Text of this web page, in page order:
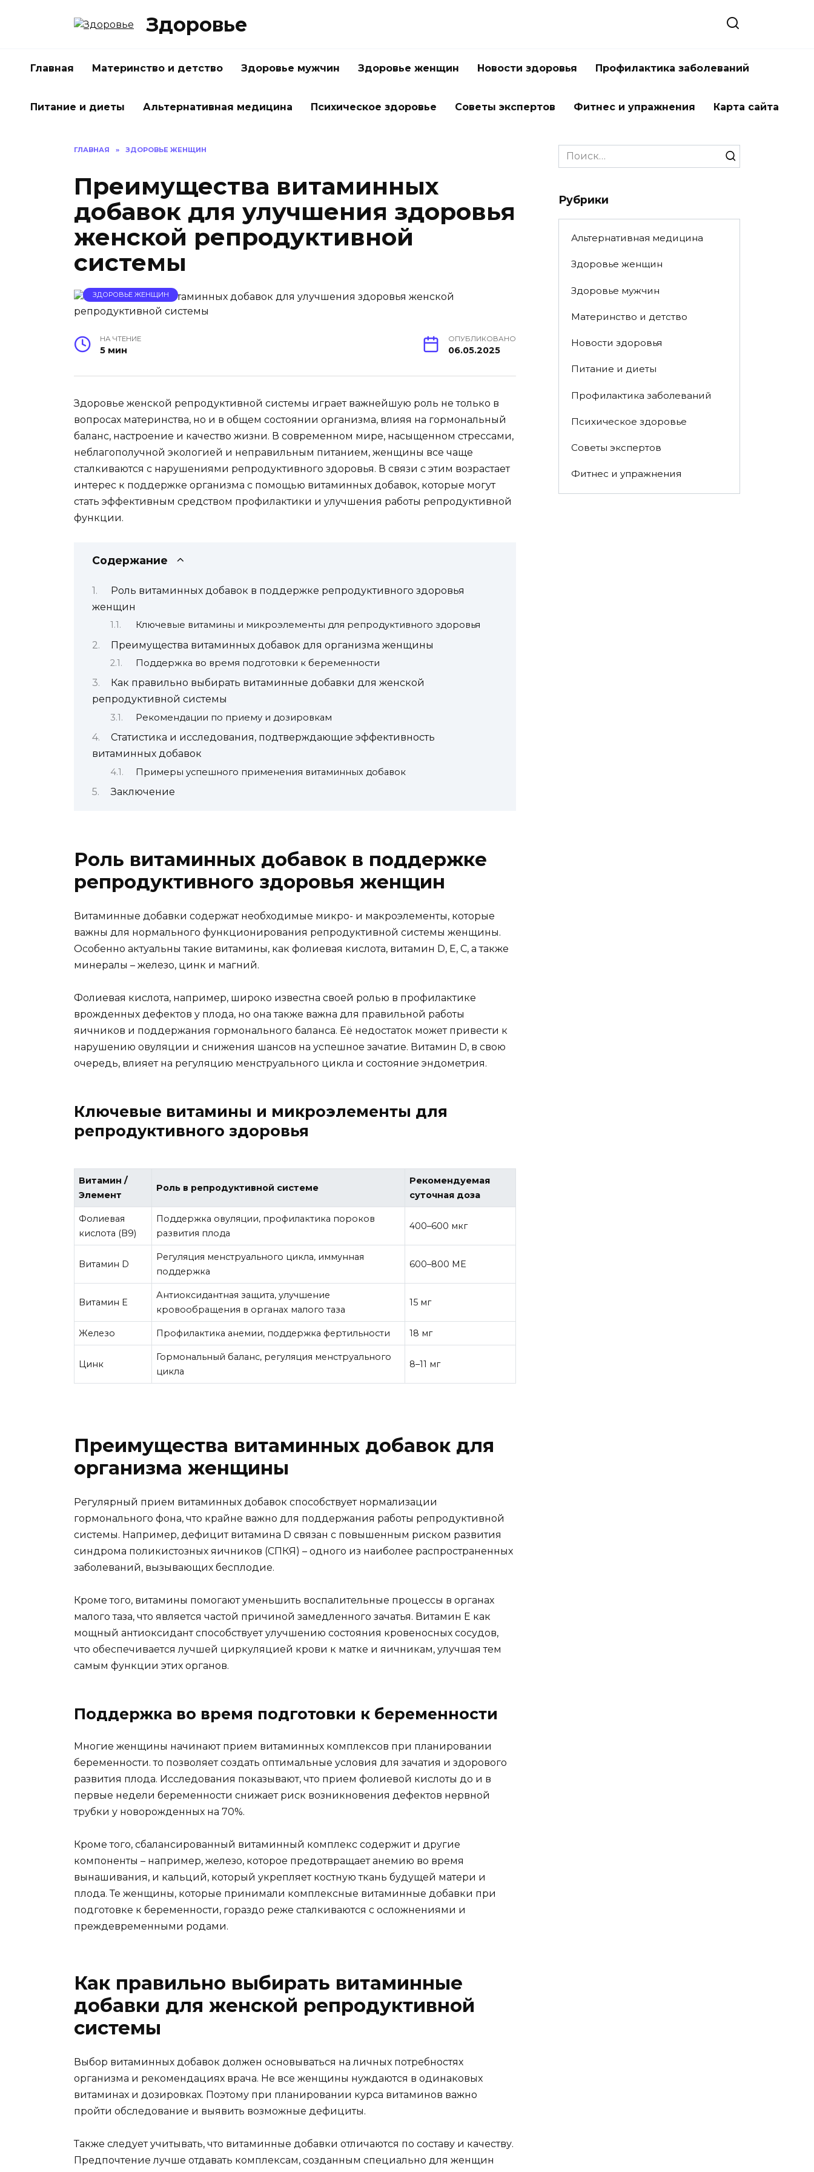
Здоровье
Главная Материнство и детство Здоровье мужчин Здоровье женщин Новости здоровья Профилактика заболеваний
Питание и диеты Альтернативная медицина Психическое здоровье Советы экспертов Фитнес и упражнения Карта сайта
ГЛАВНАЯ » ЗДОРОВЬЕ ЖЕНЩИН
Преимущества витаминных
добавок для улучшения здоровья
женской репродуктивной
системы
ЗДОРОВЬЕ ЖЕНЩИН
НА ЧТЕНИЕ
5 мин
ОПУБЛИКОВАНО
06.05.2025
Здоровье женской репродуктивной системы играет важнейшую роль не только в
вопросах материнства, но и в общем состоянии организма, влияя на гормональный
баланс, настроение и качество жизни. В современном мире, насыщенном стрессами,
неблагополучной экологией и неправильным питанием, женщины все чаще
сталкиваются с нарушениями репродуктивного здоровья. В связи с этим возрастает
интерес к поддержке организма с помощью витаминных добавок, которые могут
стать эффективным средством профилактики и улучшения работы репродуктивной
функции.
Содержание
Роль витаминных добавок в поддержке репродуктивного здоровья
женщин
Ключевые витамины и микроэлементы для репродуктивного здоровья
Преимущества витаминных добавок для организма женщины
Поддержка во время подготовки к беременности
Как правильно выбирать витаминные добавки для женской
репродуктивной системы
Рекомендации по приему и дозировкам
Статистика и исследования, подтверждающие эффективность
витаминных добавок
Примеры успешного применения витаминных добавок
Заключение
Роль витаминных добавок в поддержке
репродуктивного здоровья женщин
Витаминные добавки содержат необходимые микро- и макроэлементы, которые
важны для нормального функционирования репродуктивной системы женщины.
Особенно актуальны такие витамины, как фолиевая кислота, витамин D, Е, С, а также
минералы – железо, цинк и магний.
Фолиевая кислота, например, широко известна своей ролью в профилактике
врожденных дефектов у плода, но она также важна для правильной работы
яичников и поддержания гормонального баланса. Её недостаток может привести к
нарушению овуляции и снижения шансов на успешное зачатие. Витамин D, в свою
очередь, влияет на регуляцию менструального цикла и состояние эндометрия.
Ключевые витамины и микроэлементы для
репродуктивного здоровья
Витамин /
Элемент
Роль в репродуктивной системе
Рекомендуемая
суточная доза
Фолиевая
кислота (В9)
Поддержка овуляции, профилактика пороков
развития плода
400–600 мкг
Витамин D
Регуляция менструального цикла, иммунная
поддержка
600–800 МЕ
Витамин Е
Антиоксидантная защита, улучшение
кровообращения в органах малого таза
15 мг
Железо Профилактика анемии, поддержка фертильности 18 мг
Цинк
Гормональный баланс, регуляция менструального
цикла
8–11 мг
Преимущества витаминных добавок для
организма женщины
Регулярный прием витаминных добавок способствует нормализации
гормонального фона, что крайне важно для поддержания работы репродуктивной
системы. Например, дефицит витамина D связан с повышенным риском развития
синдрома поликистозных яичников (СПКЯ) – одного из наиболее распространенных
заболеваний, вызывающих бесплодие.
Кроме того, витамины помогают уменьшить воспалительные процессы в органах
малого таза, что является частой причиной замедленного зачатья. Витамин Е как
мощный антиоксидант способствует улучшению состояния кровеносных сосудов,
что обеспечивается лучшей циркуляцией крови к матке и яичникам, улучшая тем
самым функции этих органов.
Поддержка во время подготовки к беременности
Многие женщины начинают прием витаминных комплексов при планировании
беременности. то позволяет создать оптимальные условия для зачатия и здорового
развития плода. Исследования показывают, что прием фолиевой кислоты до и в
первые недели беременности снижает риск возникновения дефектов нервной
трубки у новорожденных на 70%.
Кроме того, сбалансированный витаминный комплекс содержит и другие
компоненты – например, железо, которое предотвращает анемию во время
вынашивания, и кальций, который укрепляет костную ткань будущей матери и
плода. Те женщины, которые принимали комплексные витаминные добавки при
подготовке к беременности, гораздо реже сталкиваются с осложнениями и
преждевременными родами.
Как правильно выбирать витаминные
добавки для женской репродуктивной
системы
Выбор витаминных добавок должен основываться на личных потребностях
организма и рекомендациях врача. Не все женщины нуждаются в одинаковых
витаминах и дозировках. Поэтому при планировании курса витаминов важно
пройти обследование и выявить возможные дефициты.
Также следует учитывать, что витаминные добавки отличаются по составу и качеству.
Предпочтение лучше отдавать комплексам, созданным специально для женщин
Search
for:
Рубрики
Альтернативная медицина
Здоровье женщин
Здоровье мужчин
Материнство и детство
Новости здоровья
Питание и диеты
Профилактика заболеваний
Психическое здоровье
Советы экспертов
Фитнес и упражнения